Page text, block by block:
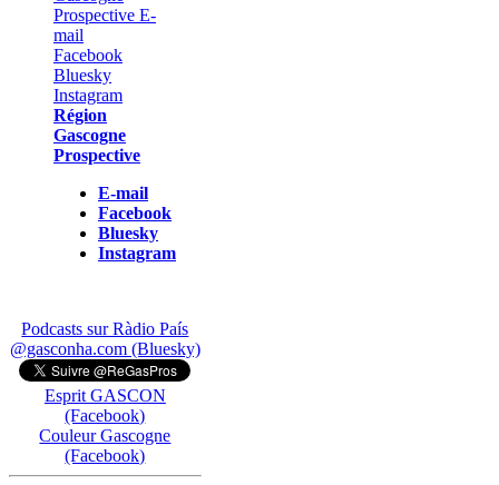
Région
Gascogne
Prospective
E-mail
Facebook
Bluesky
Instagram
Podcasts sur Ràdio País
@gasconha.com (Bluesky)
Esprit GASCON
(Facebook)
Couleur Gascogne
(Facebook)